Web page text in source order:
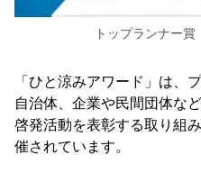
トップランナー
「ひと涼みアワード」は、
自治体、企業や民間団体な
啓発活動を表彰する取り組
催されています。